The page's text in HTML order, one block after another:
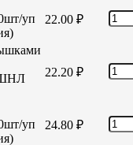
уп
22.00 ₽
22.20 ₽
уп
24.80 ₽